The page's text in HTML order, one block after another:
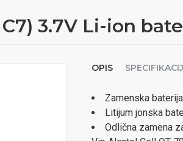
3.7V Li-ion
OPIS
Zamenska
Litijum jonska
Odlična zamena